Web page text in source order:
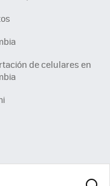
de celulares en